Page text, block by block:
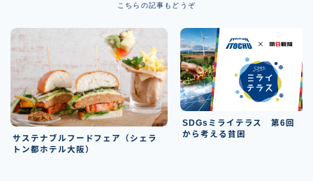
こちらの記事もどうぞ
サステナブルフードフェア（シェラ
トン都ホテル大阪）
SDGsミライテラス 第6回 途
から考える貧困